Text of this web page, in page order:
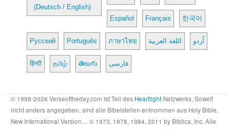
(Deutsch / English)
Español Français 한국어
Русский Português ภาษาไทย اللغة العربية اُردو
हिन्दी தமிழ் తెలుగు فارسی
© 1998-2026 Verseoftheday.com ist Teil des Heartlight-Netzwerks. Soweit
nicht anders angegeben, sind alle Bibelstellen entnommen aus Holy Bible,
New International Version… © 1973, 1978, 1984, 2011 by Biblica, Inc. Alle